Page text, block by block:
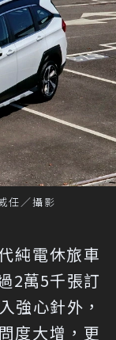
任／攝影
純電休旅車
2萬5千張訂
強心針外，
度大增，更